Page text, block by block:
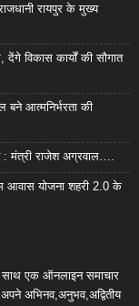
रायपुर के मुख्य
देंगे विकास कार्यों की सौगात
बने आत्मनिर्भरता की
: मंत्री राजेश अग्रवाल….
आवास योजना शहरी 2.0 के
एक ऑनलाइन समाचार
अभिनव,अनुभव,अद्वितीय